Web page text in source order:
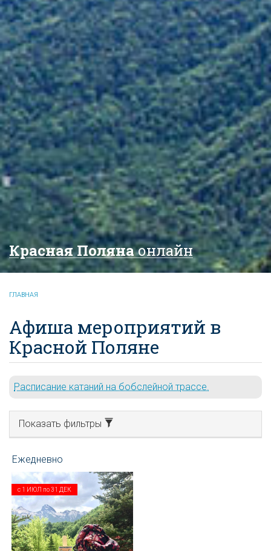
Красная Полянаонлайн
ГЛАВНАЯ
Афиша мероприятий в
Красной Поляне
Расписание катаний на бобслейной трассе.
Показать фильтры
с 1 ИЮЛ по31 ДЕК